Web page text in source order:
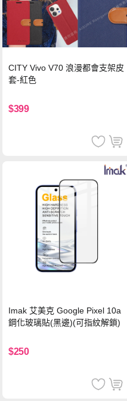
CITY Vivo V70 浪漫都會支架皮
套-紅色
$399
Imak 艾美克 Google Pixel 10a
鋼化玻璃貼(黑邊)(可指紋解鎖)
$250